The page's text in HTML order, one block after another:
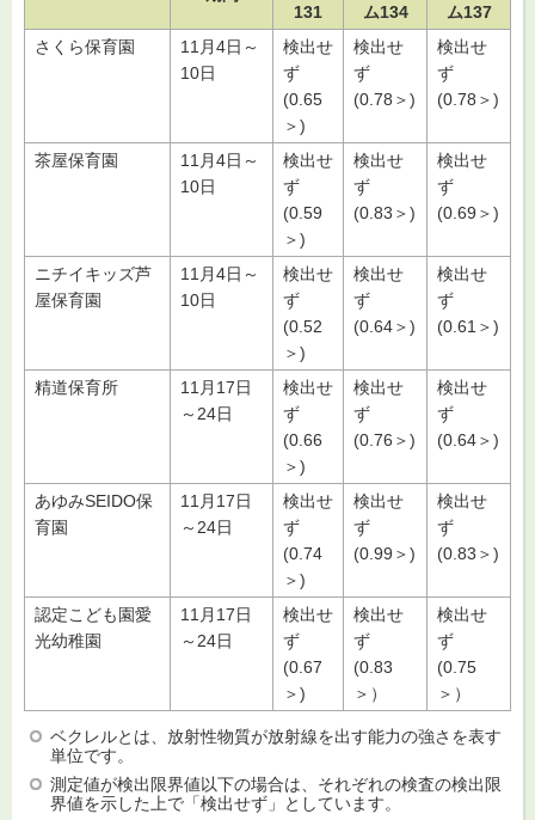
131
ム134
ム137
さくら保育園
11月4日～
10日
検出せ
ず
(0.65
＞)
検出せ
ず
(0.78＞)
検出せ
ず
(0.78＞)
茶屋保育園
11月4日～
10日
検出せ
ず
(0.59
＞)
検出せ
ず
(0.83＞)
検出せ
ず
(0.69＞)
ニチイキッズ芦
屋保育園
11月4日～
10日
検出せ
ず
(0.52
＞)
検出せ
ず
(0.64＞)
検出せ
ず
(0.61＞)
精道保育所
11月17日
～24日
検出せ
ず
(0.66
＞)
検出せ
ず
(0.76＞)
検出せ
ず
(0.64＞)
あゆみSEIDO保
育園
11月17日
～24日
検出せ
ず
(0.74
＞)
検出せ
ず
(0.99＞)
検出せ
ず
(0.83＞)
認定こども園愛
光幼稚園
11月17日
～24日
検出せ
ず
(0.67
＞)
検出せ
ず
(0.83
＞）
検出せ
ず
(0.75
＞）
ベクレルとは、放射性物質が放射線を出す能力の強さを表す
単位です。
測定値が検出限界値以下の場合は、それぞれの検査の検出限
界値を示した上で「検出せず」としています。